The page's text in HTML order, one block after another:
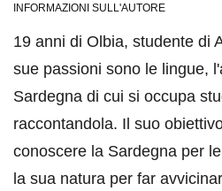
INFORMAZIONI SULL'AUTORE
19 anni di Olbia, studente di
sue passioni sono le lingue,
Sardegna di cui si occupa
raccontandola. Il suo
conoscere la Sardegna per
la sua natura per far